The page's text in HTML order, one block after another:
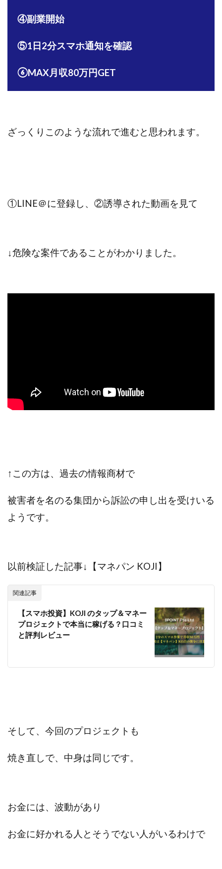
④副業開始
⑤1日2分スマホ通知を確認
⑥MAX月収80万円GET
ざっくりこのような流れで進むと思われます。
①LINE＠に登録し、 ②誘導された動画を見て
↓危険な案件であることがわかりました。
↑この方は、 過去の情報商材で
被害者を名のる集団から訴訟の申し出を受けいる
ようです。
以前検証した記事↓【マネパン KOJI】
関連記事
【スマホ投資】KOJI のタップ＆マネー
プロジェクトで本当に稼げる？口コミ
と評判レビュー
そして、今回のプロジェクトも
焼き直しで、中身は同じです。
お金には、波動があり
お金に好かれる人とそうでない人がいるわけで